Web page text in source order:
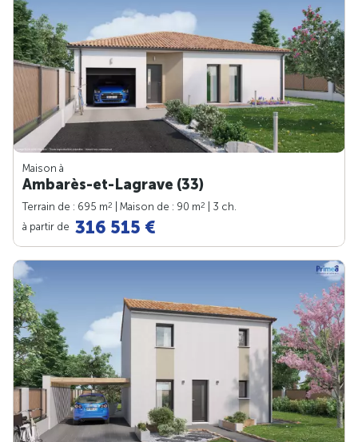
Maison à
Ambarès-et-Lagrave (33)
Terrain de : 695 m2 | Maison de : 90 m2
| 3 ch.
à partir de 316 515 €